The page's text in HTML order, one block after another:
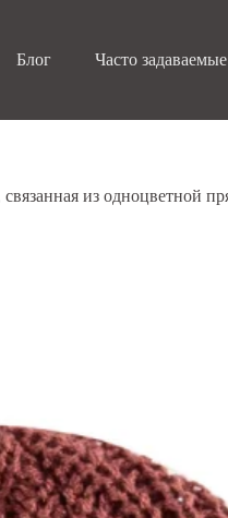
Блог Часто
из одноцветной